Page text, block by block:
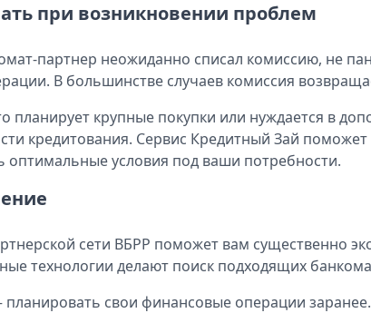
при возникновении проблем
партнер неожиданно списал комиссию, не
В большинстве случаев комиссия
планирует крупные покупки или нуждается в
кредитования. Сервис Кредитный Зай
оптимальные условия под ваши потребности.
сети ВБРР поможет вам существенно
технологии делают поиск подходящих
планировать свои финансовые операции